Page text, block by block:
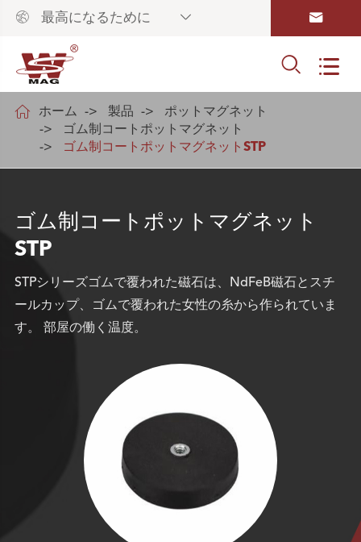
 最高になるために  
 
 ホーム 製品
ポットマグネット
ゴム制コートポットマグネット
ゴム制コートポットマグネットSTP
ゴム制コートポットマグネット
STP
STPシリーズゴムで覆われた磁石は、NdFeB磁石とスチ
ールカップ、ゴムで覆われた女性の糸から作られていま
す。 部屋の働く温度。